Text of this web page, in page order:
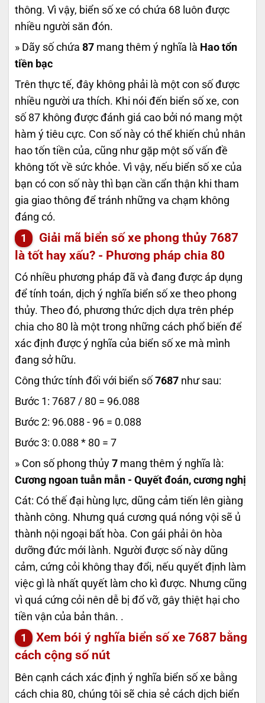
thông. Vì vậy, biển số xe có chứa 68 luôn được
nhiều người săn đón.
» Dãy số chứa 87 mang thêm ý nghĩa là Hao tổn
tiền bạc
Trên thực tế, đây không phải là một con số được
nhiều người ưa thích. Khi nói đến biển số xe, con
số 87 không được đánh giá cao bởi nó mang một
hàm ý tiêu cực. Con số này có thể khiến chủ nhân
hao tốn tiền của, cũng như gặp một số vấn đề
không tốt về sức khỏe. Vì vậy, nếu biển số xe của
bạn có con số này thì bạn cần cẩn thận khi tham
gia giao thông để tránh những va chạm không
đáng có.
Giải mã biển số xe phong thủy 7687
là tốt hay xấu? - Phương pháp chia 80
Có nhiều phương pháp đã và đang được áp dụng
để tính toán, dịch ý nghĩa biển số xe theo phong
thủy. Theo đó, phương thức dịch dựa trên phép
chia cho 80 là một trong những cách phổ biến để
xác định được ý nghĩa của biển số xe mà mình
đang sở hữu.
Công thức tính đối với biển số 7687 như sau:
Bước 1: 7687 / 80 = 96.088
Bước 2: 96.088 - 96 = 0.088
Bước 3: 0.088 * 80 = 7
» Con số phong thủy 7 mang thêm ý nghĩa là:
Cương ngoan tuẫn mẫn - Quyết đoán, cương nghị
Cát: Có thế đại hùng lực, dũng cảm tiến lên giàng
thành công. Nhưng quá cương quá nóng vội sẽ ủ
thành nội ngoại bất hòa. Con gái phải ôn hòa
dưỡng đức mới lành. Người được số này dũng
cảm, cứng cỏi không thay đổi, nếu quyết định làm
việc gì là nhất quyết làm cho kì được. Nhưng cũng
vì quá cứng cỏi nên dễ bị đổ vỡ, gây thiệt hại cho
tiền vận của bản thân. .
Xem bói ý nghĩa biển số xe 7687 bằng
cách cộng số nút
Bên cạnh cách xác định ý nghĩa biển số xe bằng
cách chia 80, chúng tôi sẽ chia sẻ cách dịch biển